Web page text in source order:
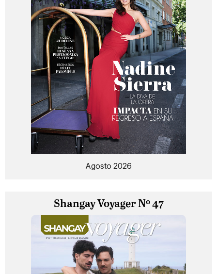
Agosto 2026
Shangay Voyager Nº 47